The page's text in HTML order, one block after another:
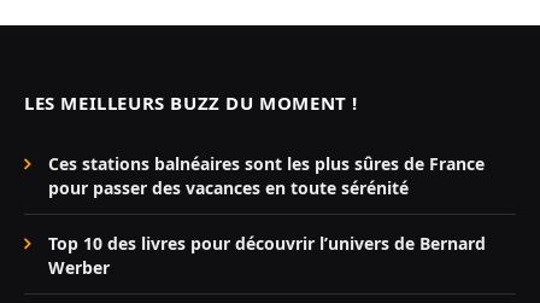
LES MEILLEURS BUZZ DU MOMENT !
Ces stations balnéaires sont les plus sûres de France
pour passer des vacances en toute sérénité
Top 10 des livres pour découvrir l’univers de Bernard
Werber